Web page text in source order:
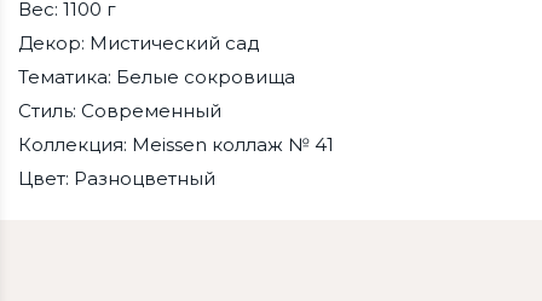
Вес: 1100 г
Декор: Мистический сад
Тематика: Белые сокровища
Стиль: Современный
Коллекция: Meissen коллаж № 41
Цвет: Разноцветный